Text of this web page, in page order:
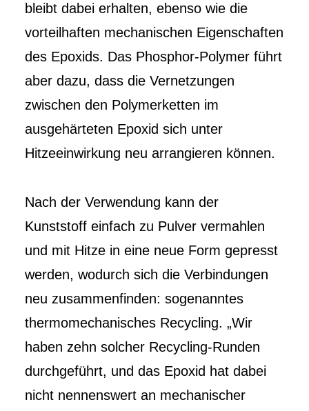
bleibt dabei erhalten, ebenso wie die
vorteilhaften mechanischen Eigenschaften
des Epoxids. Das Phosphor-Polymer führt
aber dazu, dass die Vernetzungen
zwischen den Polymerketten im
ausgehärteten Epoxid sich unter
Hitzeeinwirkung neu arrangieren können.
Nach der Verwendung kann der
Kunststoff einfach zu Pulver vermahlen
und mit Hitze in eine neue Form gepresst
werden, wodurch sich die Verbindungen
neu zusammenfinden: sogenanntes
thermomechanisches Recycling. „Wir
haben zehn solcher Recycling-Runden
durchgeführt, und das Epoxid hat dabei
nicht nennenswert an mechanischer